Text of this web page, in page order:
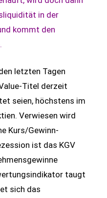
in der
kommt den
letzten Tagen
Titel derzeit
seien, höchstens im
Verwiesen wird
Kurs/Gewinn-
ist das KGV
taugt
sich das